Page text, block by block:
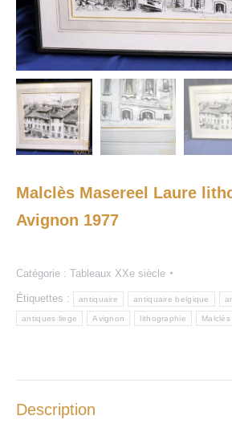
Malclès Masereel Laure
Avignon 1977
Catégorie : Tableaux XXe siècle
Étiquettes : antiquaire antiquaire belgique
antiques liege Avignon lithographie
Description